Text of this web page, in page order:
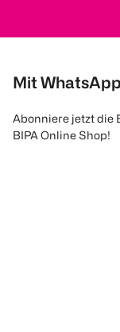
Mit
Abonniere jetzt die
BIPA Online Shop!